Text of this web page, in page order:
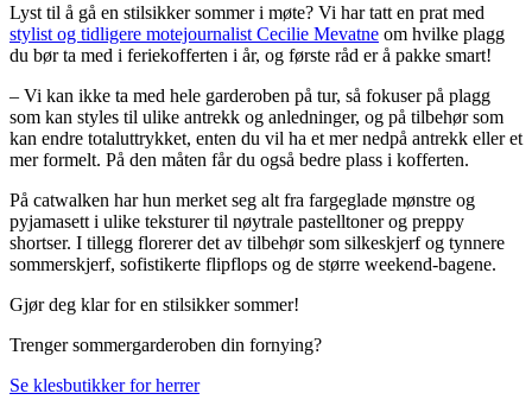
Lyst til å gå en stilsikker sommer i møte? Vi har tatt en prat med
stylist og tidligere motejournalist Cecilie Mevatne om hvilke plagg
du bør ta med i feriekofferten i år, og første råd er å pakke smart!
– Vi kan ikke ta med hele garderoben på tur, så fokuser på plagg
som kan styles til ulike antrekk og anledninger, og på tilbehør som
kan endre totaluttrykket, enten du vil ha et mer nedpå antrekk eller et
mer formelt. På den måten får du også bedre plass i kofferten.
På catwalken har hun merket seg alt fra fargeglade mønstre og
pyjamasett i ulike teksturer til nøytrale pastelltoner og preppy
shortser. I tillegg florerer det av tilbehør som silkeskjerf og tynnere
sommerskjerf, sofistikerte flipflops og de større weekend-bagene.
Gjør deg klar for en stilsikker sommer!
Trenger sommergarderoben din fornying?
Se klesbutikker for herrer